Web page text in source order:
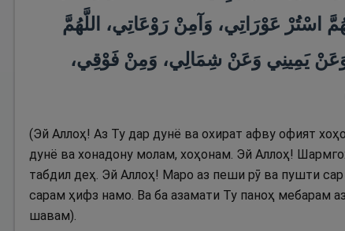
اسْتُرْ عَوْرَاتِي، وَآمِنْ رَوْعَاتِي، اللَّهُمَّ
يَمِينِي وَعَنْ شِمَالِي، وَمِنْ فَوْقِي،
(Эй Аллоҳ! Аз Ту дар дунё ва охират афву офият
дунё ва хонадону молам, хоҳонам. Эй Аллоҳ!
табдил деҳ. Эй Аллоҳ! Маро аз пеши рӯ ва пушти
сарам ҳифз намо. Ва ба азамати Ту паноҳ мебарам
шавам).